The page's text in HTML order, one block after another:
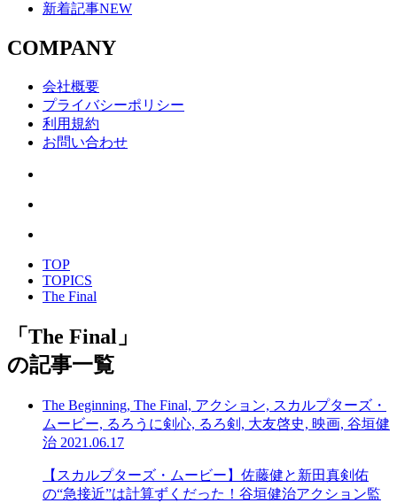
新着記事NEW
COMPANY
会社概要
プライバシーポリシー
利用規約
お問い合わせ
TOP
TOPICS
The Final
「 The Final 」
の記事一覧
The Beginning, The Final, アクション, スカルプターズ・
ムービー, るろうに剣心, るろ剣, 大友啓史, 映画, 谷垣健
治 2021.06.17
【スカルプターズ・ムービー】佐藤健と新田真剣佑
の“急接近”は計算ずくだった！谷垣健治アクション監